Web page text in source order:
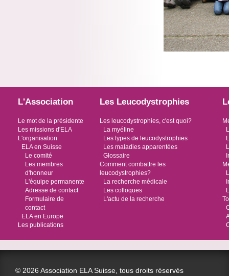
L'Association
Le mot de la présidente
Les missions d'ELA
L'organisation
ELA en Suisse
Le comité
Les membres
d'honneur
L'équipe permanente
Adresse de contact
Formulaire de
contact
ELA en Europe
Les publications
Les Leucodystrophies
Les leucodystrophies, c'est quoi?
La myéline
Les types de leucodystrophies
Les maladies apparentées
Glossaire
Comment combattre les
leucodystrophies?
La recherche médicale
Les colloques
L'actu de la recherche
© 2026 Association ELA Suisse, tous droits réservés